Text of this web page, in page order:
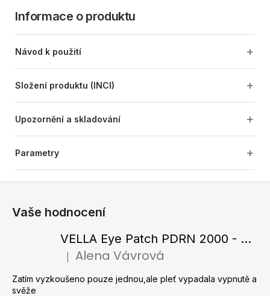
Informace o produktu
Návod k použití
Složení produktu (INCI)
Upozornění a skladování
Parametry
Vaše hodnocení
VELLA Eye Patch PDRN 2000 - Tající hydrogelové náplasti pod oči s PDRN 72 g / 60 ks
Hodnocení produktu je 5 z 5 hvězdiček.
Alena Vávrová
Zatím vyzkoušeno pouze jednou,ale pleť vypadala vypnutě a
svěže